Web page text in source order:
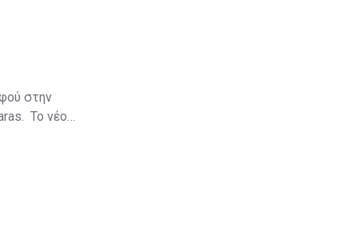
στην
Το νέο